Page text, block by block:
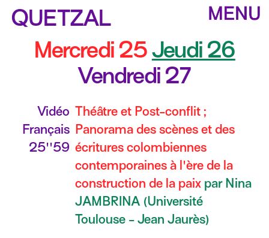
QUETZAL
Mercredi 25Jeudi 26
Vendredi 27
Vidéo
Français
25''59
Théâtre et Post-conflit ;
Panorama des scènes et des
écritures colombiennes
contemporaines à l'ère de la
construction de la paix par Nina
JAMBRINA (Université
Toulouse - Jean Jaurès)